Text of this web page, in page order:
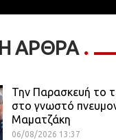
ΑΡΘΡΑ
Την Παρασκευή το
στο γνωστό
Μαματζάκη
06/08/2026 13:37